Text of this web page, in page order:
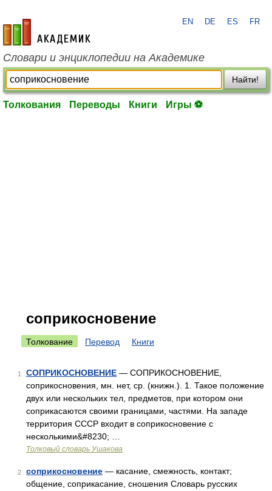
academic.ru
EN DE ES FR
Словари и энциклопедии на Академике
Найти!
Толкования Переводы Книги Игры ⚽
соприкосновение
Толкование Перевод Книги
1 СОПРИКОСНОВЕНИЕ — СОПРИКОСНОВЕНИЕ,
соприкосновения, мн. нет, ср. (книжн.). 1. Такое положение
двух или нескольких тел, предметов, при котором они
соприкасаются своими границами, частями. На западе
территория СССР входит в соприкосновение с
несколькими&#8230; …
Толковый словарь Ушакова
2 соприкосновение — касание, смежность, контакт;
общение, соприкасание, сношения Словарь русских